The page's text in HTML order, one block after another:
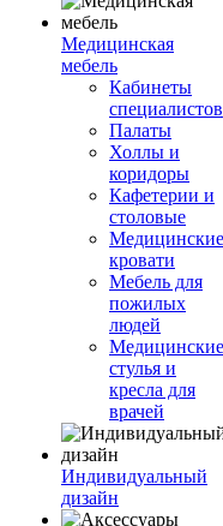
Медицинская
мебель
Кабинеты
специалистов
Палаты
Холлы и
коридоры
Кафетерии и
столовые
Медицинские
кровати
Мебель для
пожилых
людей
Медицинские
стулья и
кресла для
врачей
Индивидуальный
дизайн